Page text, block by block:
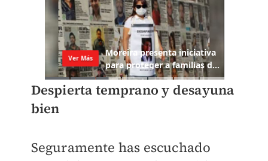
Despierta temprano y desayuna
bien
Seguramente has escuchado